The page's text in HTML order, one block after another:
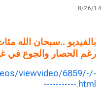
8/26/14
بالفيديو ..سبحان الله
رغم الحصار والجوع في
viewvideo/6859/-/-
-----------.html